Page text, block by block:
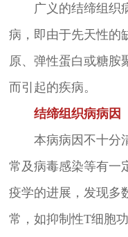
广义的结缔组织病
病，即由于先天性的
原、弹性蛋白或糖胺
而引起的疾病。
结缔组织病病因
本病病因不十分清
常及病毒感染等有一
疫学的进展，发现多
常，如抑制性T细胞